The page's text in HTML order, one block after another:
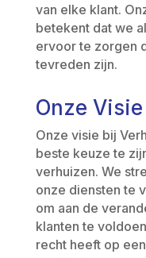
van elke klant.
betekent dat we
ervoor te zorgen
tevreden zijn.
Onze Visie
Onze visie bij
beste keuze te
verhuizen. We
onze diensten te
om aan de
klanten te
recht heeft op